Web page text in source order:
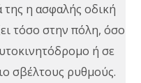
της η ασφαλής οδική
τόσο στην πόλη, όσο
ή σε
σβέλτους ρυθμούς.